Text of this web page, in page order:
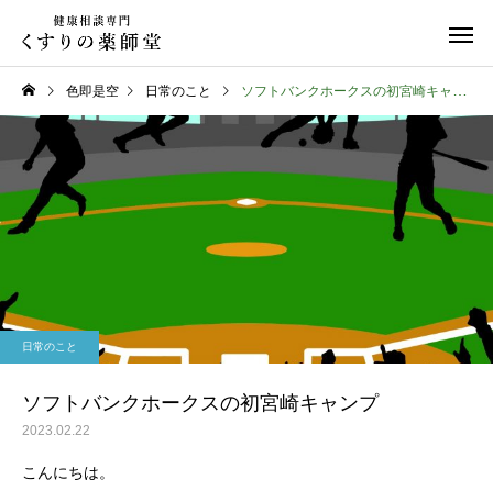
令和８年熊本地震
お盆期間中のご相談に
て
色即是空 日常のこと ソフトバンクホークスの初宮崎キャンプ
日常のこと
ソフトバンクホークスの初宮崎キャンプ
2023.02.22
こんにちは。